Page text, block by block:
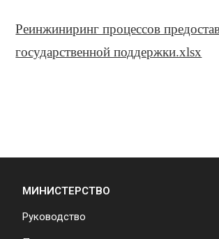
Реинжиниринг процессов
государственной поддержки.xlsx
МИНИСТЕРСТВО
Руководство